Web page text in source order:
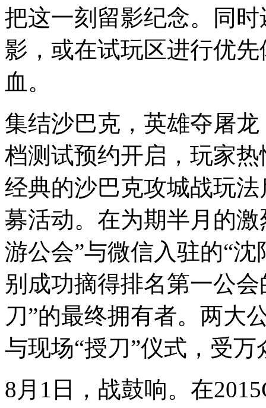
把这一刻留影纪念。同
影，或在试玩区进行优
血。
集结沙巴克，英雄夺屠龙
档测试预约开启，玩家
经典的沙巴克攻城战玩
募活动。在为期半月的
游公会”与微信入驻的“
别成功摘得排名第一公
刀”的最终拥有者。两大
与现场“授刀”仪式，受
8月1日，战鼓响。在